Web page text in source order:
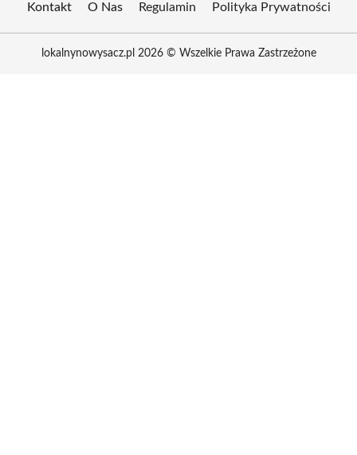
Kontakt O Nas Regulamin Polityka Prywatności
lokalnynowysacz.pl 2026 © Wszelkie Prawa Zastrzeżone